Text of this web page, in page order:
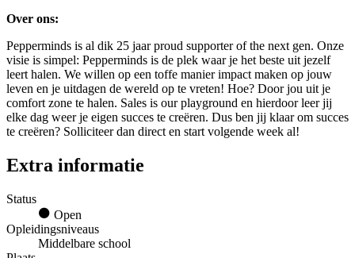
Over ons:
Pepperminds is al dik 25 jaar proud supporter of the next gen. Onze
visie is simpel: Pepperminds is de plek waar je het beste uit jezelf
leert halen. We willen op een toffe manier impact maken op jouw
leven en je uitdagen de wereld op te vreten! Hoe? Door jou uit je
comfort zone te halen. Sales is our playground en hierdoor leer jij
elke dag weer je eigen succes te creëren. Dus ben jij klaar om succes
te creëren? Solliciteer dan direct en start volgende week al!
Extra informatie
Status
Open
Opleidingsniveaus
Middelbare school